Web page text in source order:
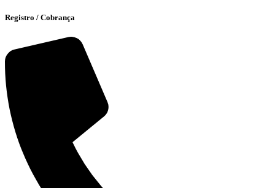
Registro / Cobrança